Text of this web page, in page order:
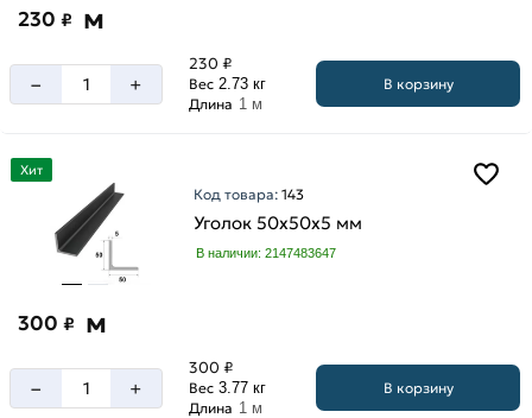
230 ₽ м
– +
230 ₽
Вес 2.73 кг
Длина 1 м
В корзину
Хит
Код товара:143
Уголок 50х50х5 мм
В наличии: 2147483647
300 ₽ м
– +
300 ₽
Вес 3.77 кг
Длина 1 м
В корзину